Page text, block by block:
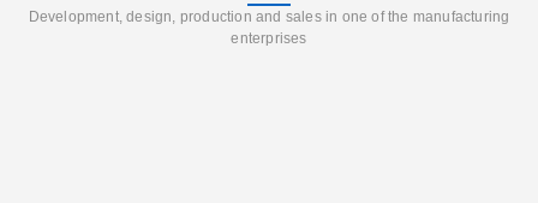
Development, design, production and sales in one of the manufacturing
enterprises